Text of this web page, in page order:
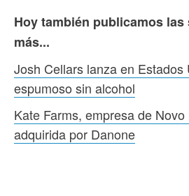
Hoy también publicamos
más...
Josh Cellars lanza en Estados
espumoso sin alcohol
Kate Farms, empresa de
adquirida por Danone